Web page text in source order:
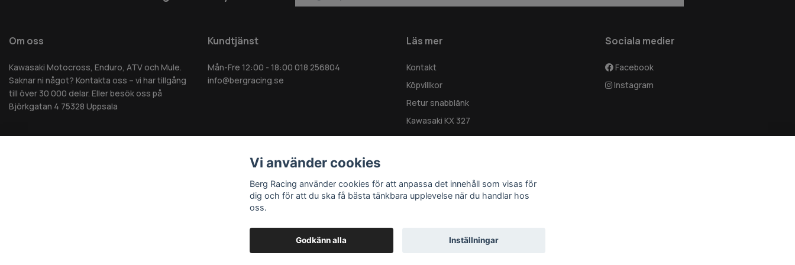
Om oss
Kawasaki Motocross, Enduro, ATV och Mule.
Saknar ni något? Kontakta oss – vi har tillgång
till över 30 000 delar. Eller besök oss på
Björkgatan 4 75328 Uppsala
Kundtjänst
Mån-Fre 12:00 - 18:00 018 256804
info@bergracing.se
Läs mer
Kontakt
Köpvillkor
Retur snabblänk
Kawasaki KX 327
Sociala medier
Facebook
Instagram
Vi använder cookies
Berg Racing använder cookies för att anpassa det innehåll som visas för
dig och för att du ska få bästa tänkbara upplevelse när du handlar hos
oss.
Godkänn alla Inställningar